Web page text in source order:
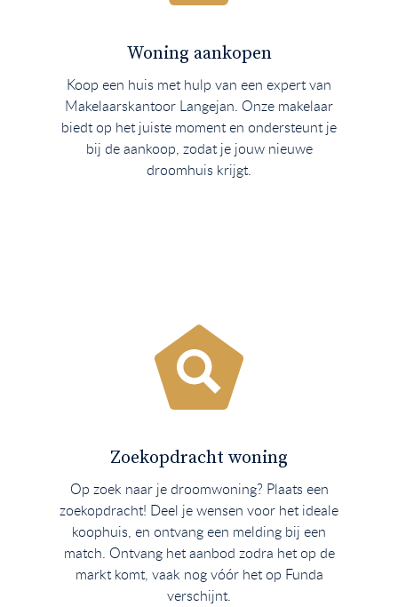
Woning aankopen
Koop een huis met hulp van een expert van
Makelaarskantoor Langejan. Onze makelaar
biedt op het juiste moment en ondersteunt je
bij de aankoop, zodat je jouw nieuwe
droomhuis krijgt.
Zoekopdracht woning
Op zoek naar je droomwoning? Plaats een
zoekopdracht! Deel je wensen voor het ideale
koophuis, en ontvang een melding bij een
match. Ontvang het aanbod zodra het op de
markt komt, vaak nog vóór het op Funda
verschijnt.